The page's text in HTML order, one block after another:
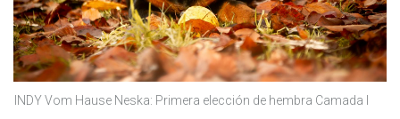
INDY Vom Hause Neska: Primera elección de hembra Camada I